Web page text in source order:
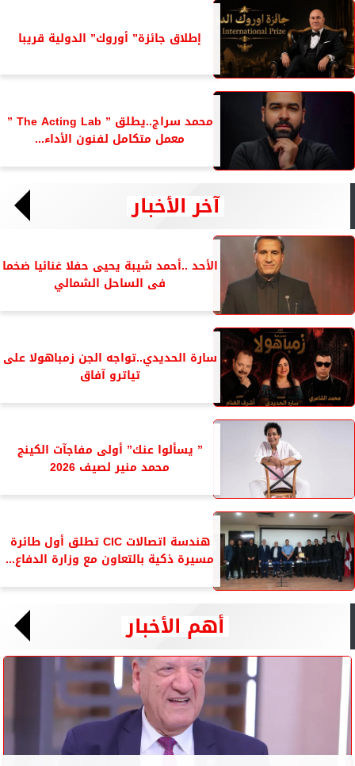
إطلاق جائزة” أوروك” الدولية قريبا
محمد سراج..يطلق ” The Acting Lab ”
معمل متكامل لفنون الأداء...
آخر الأخبار
الأحد ..أحمد شيبة يحيى حفلا غنائيا ضخما
فى الساحل الشمالي
سارة الحديدي..تواجه الجن زمباهولا على
تياترو آفاق
” يسألوا عنك” أولى مفاجآت الكينج
محمد منير لصيف 2026
هندسة اتصالات CIC تطلق أول طائرة
مسيرة ذكية بالتعاون مع وزارة الدفاع...
أهم الأخبار